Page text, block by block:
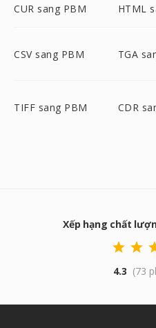
CUR sang PBM HTML
CSV sang PBM TGA
TIFF sang PBM CDR
Xếp hạng chất
4.3 (73